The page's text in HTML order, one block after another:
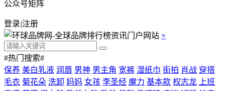
公众号矩阵
登录|注册
×
#热门搜索#
保养 美白乳液 润唇 男神 男主角 宽裤 湿纸巾 街拍 肖战 穿搭
毛衣 菊花朵 洗卸 妈妈 女孩 李圣经 魔力 基本款 权志龙
上班